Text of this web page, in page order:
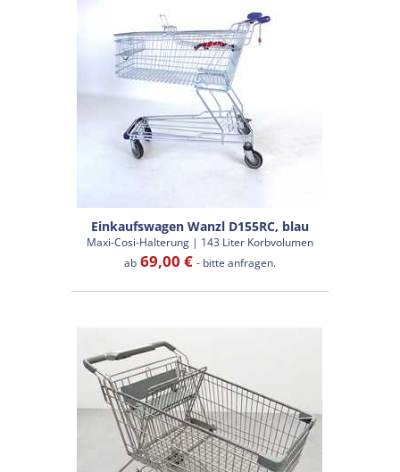
Einkaufswagen Wanzl D155RC, blau
Maxi-Cosi-Halterung | 143 Liter Korbvolumen
ab69,00 € - bitte anfragen.